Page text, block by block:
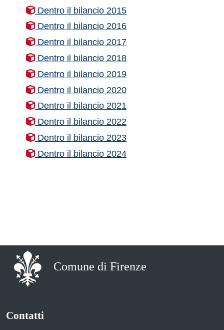
Dentro il bilancio 2015
Dentro il bilancio 2016
Dentro il bilancio 2017
Dentro il bilancio 2018
Dentro il bilancio 2019
Dentro il bilancio 2020
Dentro il bilancio 2021
Dentro il bilancio 2022
Dentro il bilancio 2023
Dentro il bilancio 2024
Comune di Firenze
Contatti